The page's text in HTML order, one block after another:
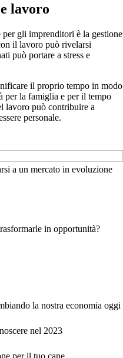
lavoro
gli imprenditori è la gestione
il lavoro può rivelarsi
può portare a stress e
il proprio tempo in modo
per la famiglia e per il tempo
lavoro può contribuire a
personale.
a un mercato in evoluzione
in opportunità?
la nostra economia oggi
nel 2023
per il tuo cane